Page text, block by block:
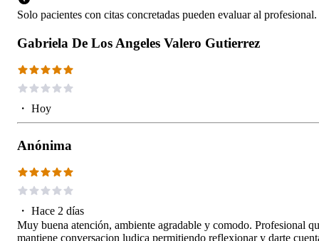
Solo pacientes con citas concretadas pueden evaluar al profesional.
Gabriela De Los Angeles Valero Gutierrez
・ Hoy
Anónima
・ Hace 2 días
Muy buena atención, ambiente agradable y comodo. Profesional
mantiene conversacion ludica permitiendo reflexionar y darte